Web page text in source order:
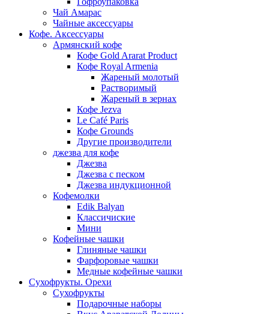
Чай Амарас
Чайные аксессуары
Кофе. Аксессуары
Армянский кофе
Кофе Gold Ararat Product
Кофе Royal Armenia
Жареный молотый
Растворимый
Жареный в зернах
Кофе Jezva
Le Café Paris
Кофе Grounds
Другие производители
джезва для кофе
Джезва
Джезва с песком
Джезва индукционной
Кофемолки
Edik Balyan
Классичиские
Мини
Кофейные чашки
Глиняные чашки
Фарфоровые чашки
Медные кофейные чашки
Сухофрукты. Орехи
Сухофрукты
Подарочные наборы